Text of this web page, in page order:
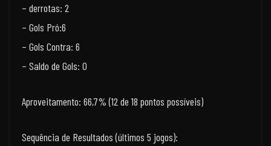
– derrotas: 2
– Gols Pró:6
– Gols Contra: 6
– Saldo de Gols: 0
Aproveitamento: 66,7% (12 de 18 pontos possíveis)
Sequência de Resultados (últimos 5 jogos):